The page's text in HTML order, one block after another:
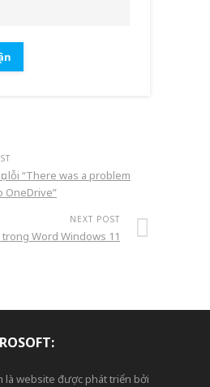
lỗi “There was a problem
OneDrive”
NEXT POST
Word Windows 11
là website được phát triển bởi